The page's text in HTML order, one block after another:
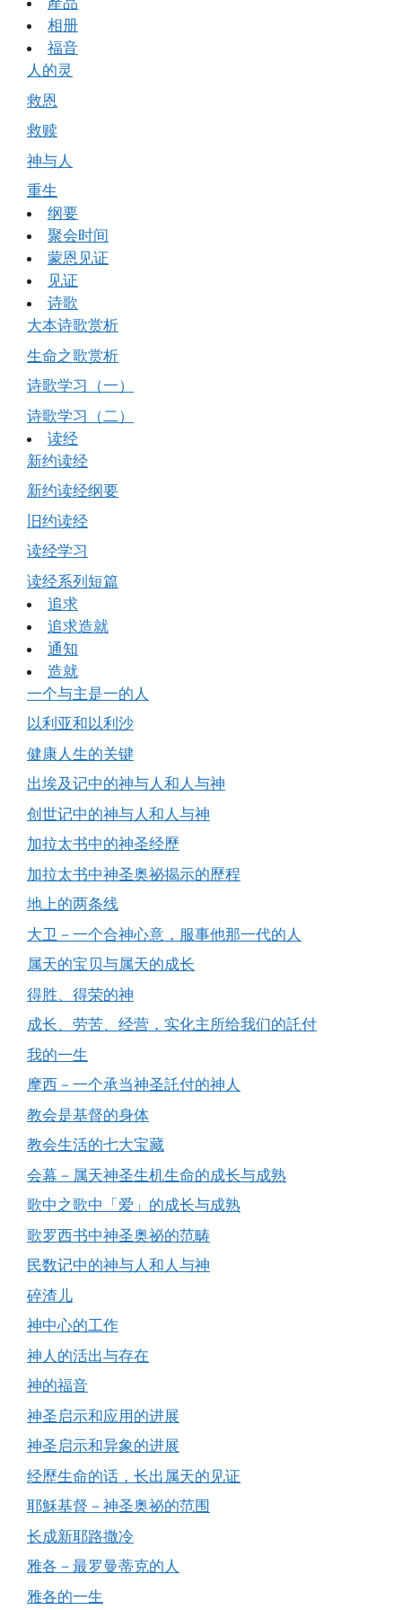
相册
福音
人的灵
救恩
救赎
神与人
重生
纲要
聚会时间
蒙恩见证
见证
诗歌
大本诗歌赏析
生命之歌赏析
诗歌学习（一）
诗歌学习（二）
读经
新约读经
新约读经纲要
旧约读经
读经学习
读经系列短篇
追求
追求造就
通知
造就
一个与主是一的人
以利亚和以利沙
健康人生的关键
出埃及记中的神与人和人与神
创世记中的神与人和人与神
加拉太书中的神圣经歷
加拉太书中神圣奥祕揭示的歷程
地上的两条线
大卫－一个合神心意，服事他那一代的人
属天的宝贝与属天的成长
得胜、得荣的神
成长、劳苦、经营，实化主所给我们的託付
我的一生
摩西－一个承当神圣託付的神人
教会是基督的身体
教会生活的七大宝藏
会幕－属天神圣生机生命的成长与成熟
歌中之歌中「爱」的成长与成熟
歌罗西书中神圣奥祕的范畴
民数记中的神与人和人与神
碎渣儿
神中心的工作
神人的活出与存在
神的福音
神圣启示和应用的进展
神圣启示和异象的进展
经歷生命的话，长出属天的见证
耶穌基督－神圣奥祕的范围
长成新耶路撒冷
雅各－最罗曼蒂克的人
雅各的一生